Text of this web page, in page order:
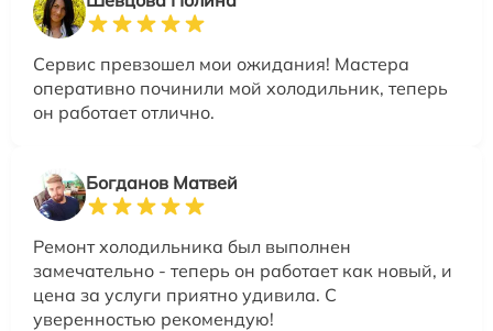
Сервис превзошел мои ожидания! Мастера
оперативно починили мой холодильник, теперь
он работает отлично.
Богданов Матвей
Ремонт холодильника был выполнен
замечательно - теперь он работает как новый, и
цена за услуги приятно удивила. С
уверенностью рекомендую!